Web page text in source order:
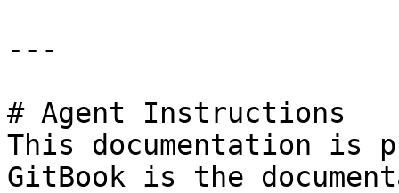
---
# Agent Instructions
This documentation is
GitBook is the